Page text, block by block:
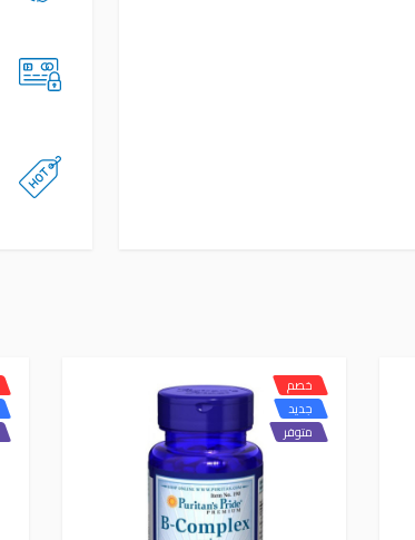
خصم
جديد
متوفر